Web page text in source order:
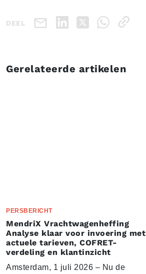
DEEL
Gerelateerde artikelen
PERSBERICHT
MendriX Vrachtwagenheffing
Analyse klaar voor invoering met
actuele tarieven, COFRET-
verdeling en klantinzicht
Amsterdam, 1 juli 2026 – Nu de